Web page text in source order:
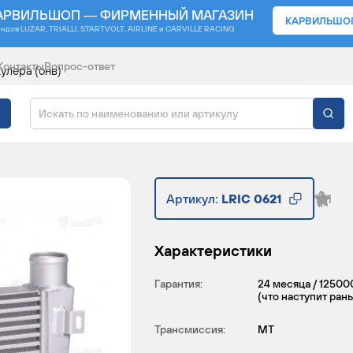
— ФИРМЕННЫЙ МАГАЗИН
LUZAR, TRIALLI, STARTVOLT, AIRLINE и CARVILLE RACING
Вопрос-ответ
(онв)
ДЛЯ
Артикул: LRIC 0621
Характеристики
Гарантия:
24 месяца /
(что наступит
Трансмиссия: MT